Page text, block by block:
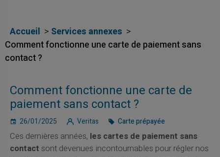
Accueil
Services annexes
Comment fonctionne une carte de paiement sans
contact ?
Comment fonctionne une carte de
paiement sans contact ?
26/01/2025 Veritas Carte prépayée
Ces dernières années, les cartes de paiement sans
contact sont devenues incontournables pour régler nos